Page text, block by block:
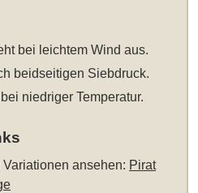
bei leichtem Wind aus.
beidseitigen Siebdruck.
niedriger Temperatur.
ansehen: Pirat